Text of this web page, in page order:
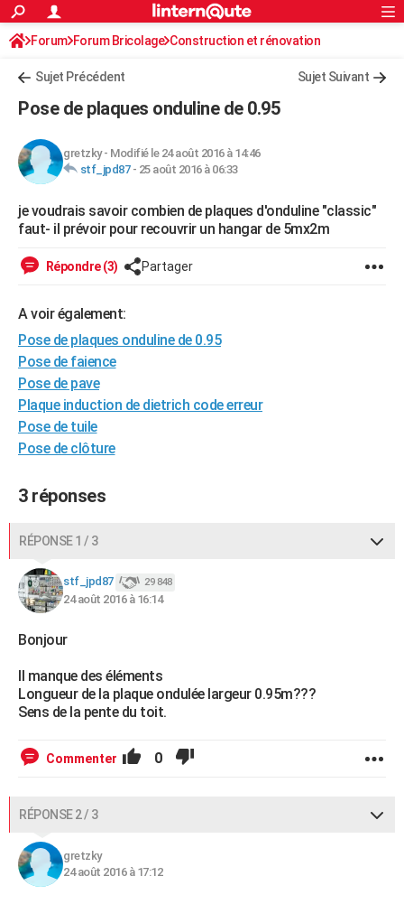
ACTUALITÉS
Politique
Société
Faits Divers
Education
Monde
Villes
+
Retraite
Impôts
Epargne
Immobilier
Risques naturels par ville
Banque
Assurance
Crédit
AUTO
HIGH-TECH
Mobiles
Meilleur smartphone
Internet
Ordinateurs
Jeux vidéo
Guide high-tech
+
Forum
Aménagement intérieur
Extérieur
Cuisine
Salle de bains
Jardinage
Rangement
WEEK-END
Guides de France
Escapades
Patrimoine
Expositions
Musées
Week-end nature
+LIFESTYLE
Art de vivre
Bien-être
Loisirs
Mode
Modes de vie
SANTE
Alimentation
Guide de la santé
Maladies
Médicaments
Sommeil
VOYAGE
Destinations
City break
Voyage nature
Voyage de noces
Forum
Climat
+PHOTO
BONS PLANS
CARTE DE VOEUX
Carte de Noël
Carte Bonne année
Carte Saint-Valentin
Carte Pâques
Carte d'anniversaire
DICTIONNAIRE
Dictionnaire
Biographies
Citations
Expressions
Proverbes
PROGRAMME TV
COPAINS D'AVANT
S'inscrire
Se connecter
Lycées
Collèges
Primaires
Universités
Entreprises
Service militaire
Avis de recherche
AVIS DE DÉCÈS
FORUM
Bricolage
Lifestyle
Culture
Sport
Auto
Television
Voyage
Cinema
Rechercher
S'inscrire
Connexion
Forum Forum Bricolage Construction et rénovation
Charpente, toiture, combles
Sujet Précédent Sujet Suivant
Pose de plaques onduline de 0.95
gretzky- Modifié le 24 août 2016 à 14:46
stf_jpd87- 25 août 2016 à 06:33
je voudrais savoir combien de plaques d'onduline "classic"
faut- il prévoir pour recouvrir un hangar de 5mx2m
Répondre (3) Partager
A voir également:
Pose de plaques onduline de 0.95
Pose de faience
Pose de pave
Plaque induction de dietrich code erreur
Pose de tuile
Pose de clôture
3 réponses
RÉPONSE 1 / 3
stf_jpd87 29 848
24 août 2016 à 16:14
Bonjour
Il manque des éléments
Longueur de la plaque ondulée largeur 0.95m???
Sens de la pente du toit.
Commenter 0
RÉPONSE 2 / 3
gretzky
24 août 2016 à 17:12